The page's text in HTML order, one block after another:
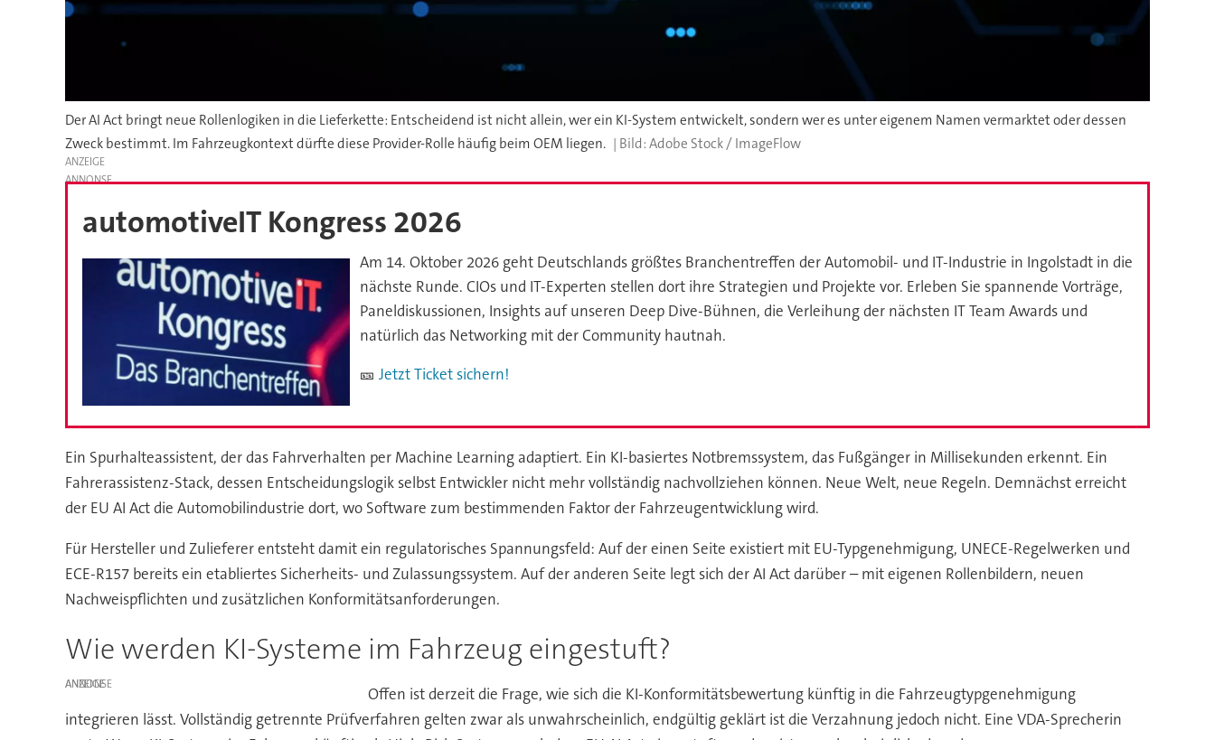
Der AI Act bringt neue Rollenlogiken in die Lieferkette: Entscheidend ist nicht allein, wer ein KI-System entwickelt, sondern wer es unter eigenem Namen vermarktet oder dessen
Zweck bestimmt. Im Fahrzeugkontext dürfte diese Provider-Rolle häufig beim OEM liegen.
Adobe Stock / ImageFlow
ANZEIGE
automotiveIT Kongress 2026
Am 14. Oktober 2026 geht Deutschlands größtes Branchentreffen der Automobil- und IT-Industrie in Ingolstadt in die
nächste Runde. CIOs und IT-Experten stellen dort ihre Strategien und Projekte vor. Erleben Sie spannende Vorträge,
Paneldiskussionen, Insights auf unseren Deep Dive-Bühnen, die Verleihung der nächsten IT Team Awards und
natürlich das Networking mit der Community hautnah.
🎫 Jetzt Ticket sichern!
Ein Spurhalteassistent, der das Fahrverhalten per Machine Learning adaptiert. Ein KI-basiertes Notbremssystem, das Fußgänger in Millisekunden erkennt. Ein
Fahrerassistenz-Stack, dessen Entscheidungslogik selbst Entwickler nicht mehr vollständig nachvollziehen können. Neue Welt, neue Regeln. Demnächst erreicht
der EU AI Act die Automobilindustrie dort, wo Software zum bestimmenden Faktor der Fahrzeugentwicklung wird.
Für Hersteller und Zulieferer entsteht damit ein regulatorisches Spannungsfeld: Auf der einen Seite existiert mit EU-Typgenehmigung, UNECE-Regelwerken und
ECE-R157 bereits ein etabliertes Sicherheits- und Zulassungssystem. Auf der anderen Seite legt sich der AI Act darüber – mit eigenen Rollenbildern, neuen
Nachweispflichten und zusätzlichen Konformitätsanforderungen.
Wie werden KI-Systeme im Fahrzeug eingestuft?
ANZEIGE
Offen ist derzeit die Frage, wie sich die KI-Konformitätsbewertung künftig in die Fahrzeugtypgenehmigung
integrieren lässt. Vollständig getrennte Prüfverfahren gelten zwar als unwahrscheinlich, endgültig geklärt ist die Verzahnung jedoch nicht. Eine VDA-Sprecherin